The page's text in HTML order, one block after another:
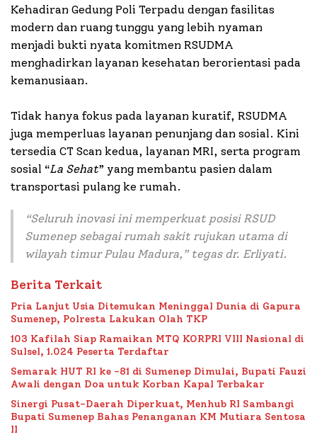
Kehadiran Gedung Poli Terpadu dengan fasilitas
modern dan ruang tunggu yang lebih nyaman
menjadi bukti nyata komitmen RSUDMA
menghadirkan layanan kesehatan berorientasi pada
kemanusiaan.
Tidak hanya fokus pada layanan kuratif, RSUDMA
juga memperluas layanan penunjang dan sosial. Kini
tersedia CT Scan kedua, layanan MRI, serta program
sosial “La Sehat” yang membantu pasien dalam
transportasi pulang ke rumah.
“Seluruh inovasi ini memperkuat posisi RSUD
Sumenep sebagai rumah sakit rujukan utama di
wilayah timur Pulau Madura,” tegas dr. Erliyati.
Berita Terkait
Pria Lanjut Usia Ditemukan Meninggal Dunia di Gapura
Sumenep, Polresta Lakukan Olah TKP
103 Kafilah Siap Ramaikan MTQ KORPRI VIII Nasional di
Sulsel, 1.024 Peserta Terdaftar
Semarak HUT RI ke -81 di Sumenep Dimulai, Bupati Fauzi
Awali dengan Doa untuk Korban Kapal Terbakar
Sinergi Pusat-Daerah Diperkuat, Menhub RI Sambangi
Bupati Sumenep Bahas Penanganan KM Mutiara Sentosa
II